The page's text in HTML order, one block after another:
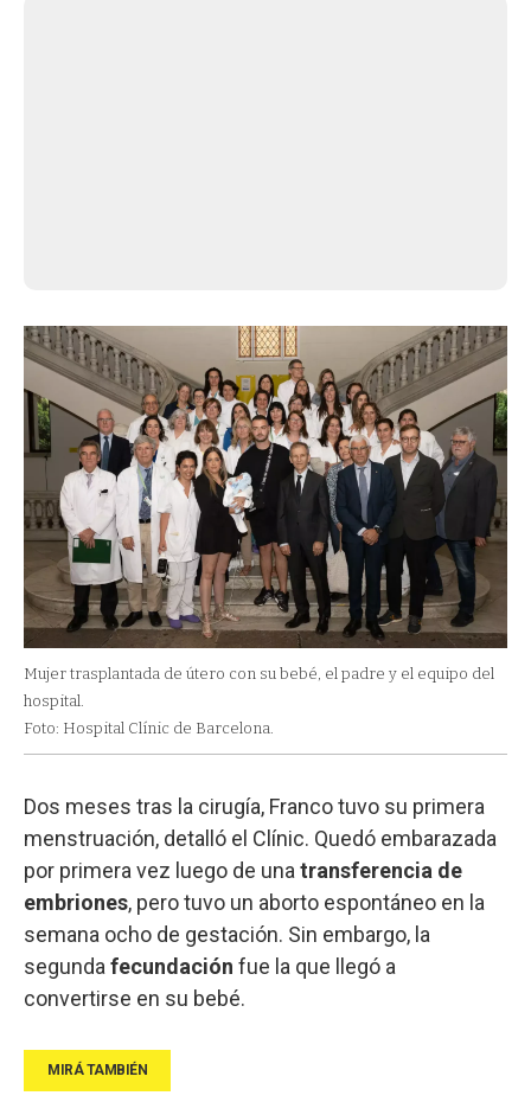
Mujer trasplantada de útero con su bebé, el padre y el equipo del
hospital.
Foto: Hospital Clínic de Barcelona.
Dos meses tras la cirugía, Franco tuvo su primera
menstruación, detalló el Clínic. Quedó embarazada
por primera vez luego de una transferencia de
embriones, pero tuvo un aborto espontáneo en la
semana ocho de gestación. Sin embargo, la
segunda fecundación fue la que llegó a
convertirse en su bebé.